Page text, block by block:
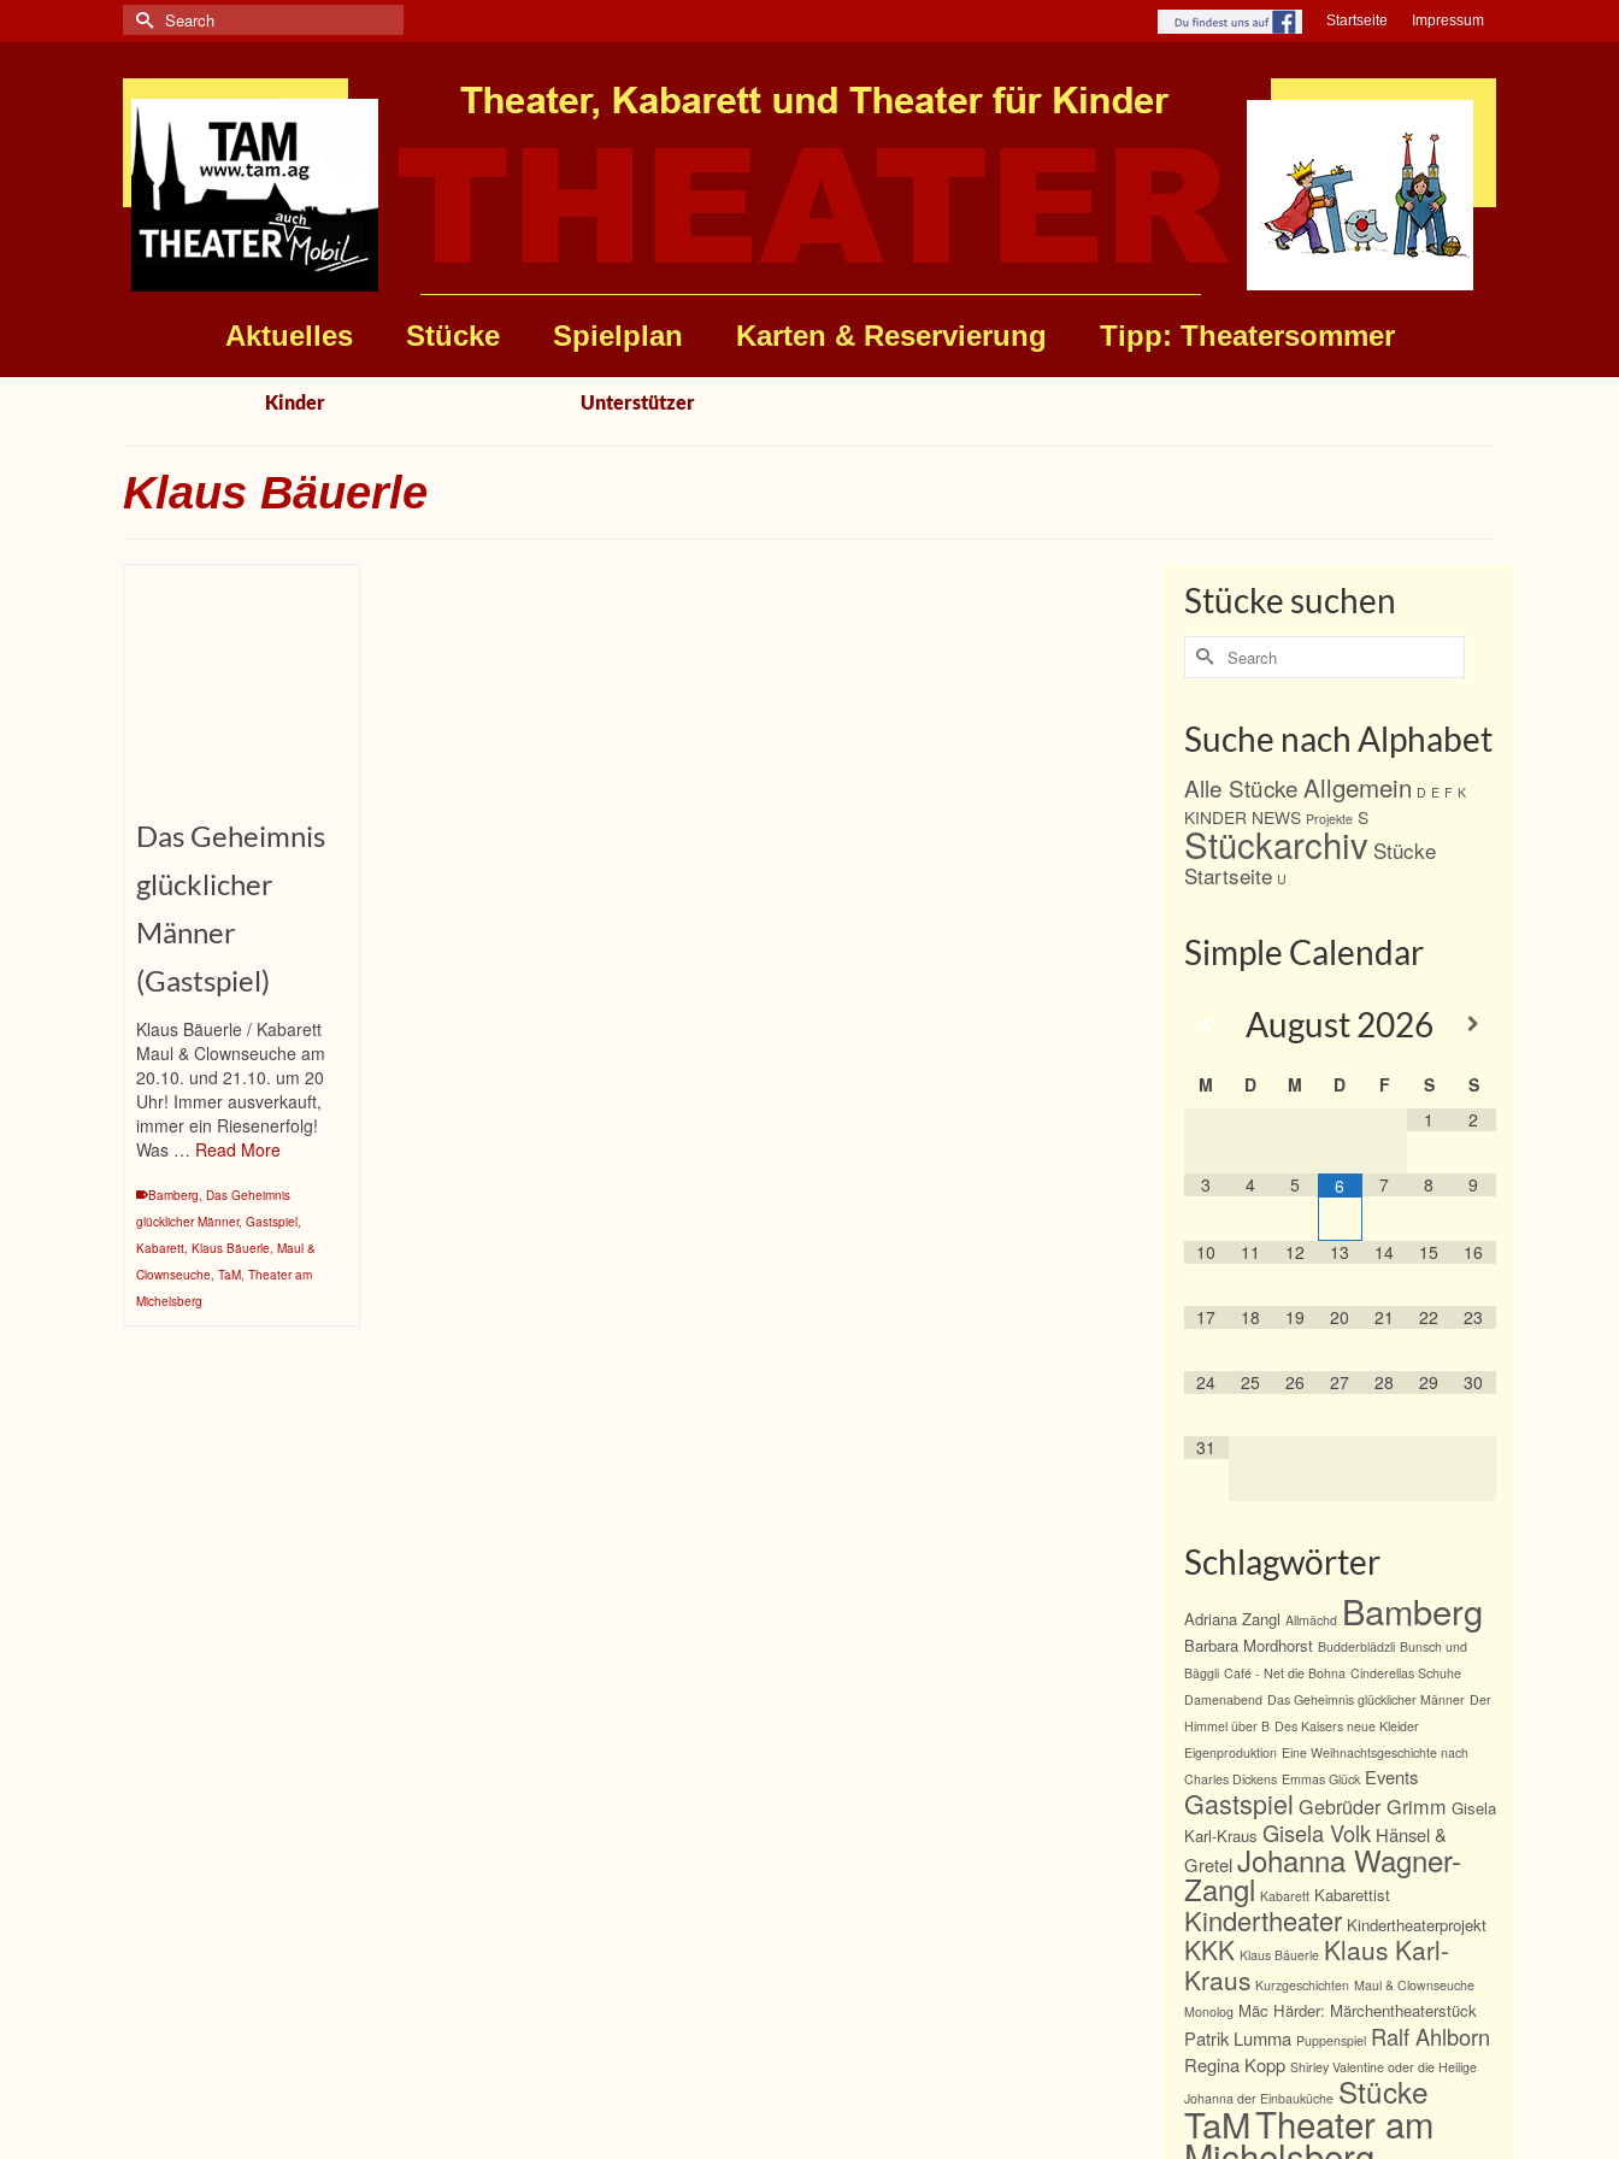
Startseite Impressum
Search
for:
Aktuelles Stücke Spielplan Karten & Reservierung Tipp: Theatersommer
Kinder Unterstützer
Klaus Bäuerle
Das Geheimnis
glücklicher
Männer
(Gastspiel)
Klaus Bäuerle / Kabarett
Maul & Clownseuche am
20.10. und 21.10. um 20
Uhr! Immer ausverkauft,
immer ein Riesenerfolg!
Was … Read More
Bamberg Das Geheimnis
glücklicher Männer, Gastspiel
Kabarett Klaus Bäuerle Maul &
Clownseuche TaM Theater am
Michelsberg
Stücke suchen
Search
for:
Suche nach Alphabet
Alle Stücke Allgemein D E F K
KINDER NEWS Projekte S
Stückarchiv Stücke
Startseite U
Simple Calendar
August2026
M D M D F S
S
1
2
3 4 5 6 7 8 9
10 11 12 13 14 15 16
17 18 19 20 21 22 23
24 25 26 27 28 29 30
31
Schlagwörter
Adriana Zangl Allmächd Bamberg
Barbara Mordhorst Budderblädzli Bunsch und
Bäggli Café - Net die Bohna Cinderellas Schuhe
Damenabend Das Geheimnis glücklicher Männer Der
Himmel über B Des Kaisers neue Kleider
Eigenproduktion Eine Weihnachtsgeschichte nach
Charles Dickens Emmas Glück Events
Gastspiel Gebrüder Grimm Gisela
Karl-Kraus Gisela Volk Hänsel &
Gretel Johanna Wagner-
Zangl Kabarett Kabarettist
Kindertheater Kindertheaterprojekt
KKK Klaus Bäuerle Klaus Karl-
Kraus Kurzgeschichten Maul & Clownseuche
Monolog Mäc Härder: Märchentheaterstück
Patrik Lumma Puppenspiel Ralf Ahlborn
Regina Kopp Shirley Valentine oder die Heilige
Johanna der Einbauküche Stücke
TaMTheater am